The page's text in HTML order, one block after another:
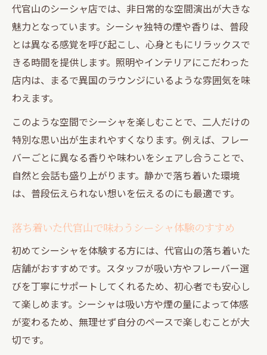
代官山のシーシャ店では、非日常的な空間演出が大きな
魅力となっています。シーシャ独特の煙や香りは、普段
とは異なる感覚を呼び起こし、心身ともにリラックスで
きる時間を提供します。照明やインテリアにこだわった
店内は、まるで異国のラウンジにいるような雰囲気を味
わえます。
このような空間でシーシャを楽しむことで、二人だけの
特別な思い出が生まれやすくなります。例えば、フレー
バーごとに異なる香りや味わいをシェアし合うことで、
自然と会話も盛り上がります。静かで落ち着いた環境
は、普段伝えられない想いを伝えるのにも最適です。
落ち着いた代官山で味わうシーシャ体験のすすめ
初めてシーシャを体験する方には、代官山の落ち着いた
店舗がおすすめです。スタッフが吸い方やフレーバー選
びを丁寧にサポートしてくれるため、初心者でも安心し
て楽しめます。シーシャは吸い方や煙の量によって体感
が変わるため、無理せず自分のペースで楽しむことが大
切です。